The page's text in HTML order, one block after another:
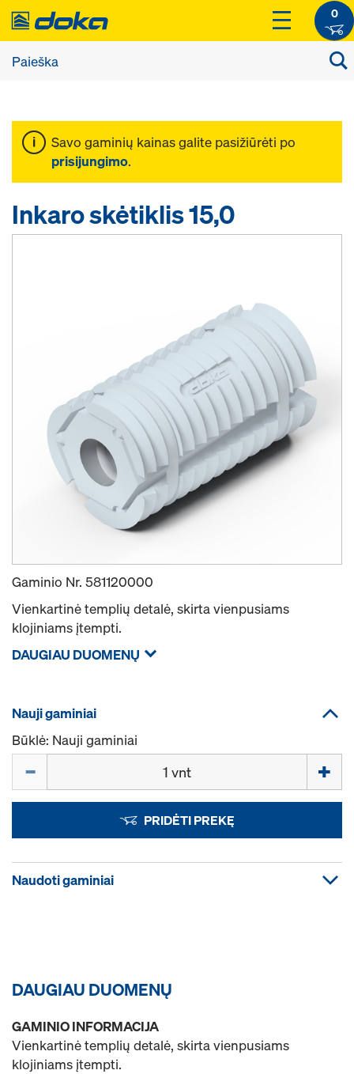
0
Savo gaminių kainas galite pasižiūrėti po
prisijungimo.
Inkaro skėtiklis 15,0
Gaminio Nr. 581120000
Vienkartinė templių detalė, skirta vienpusiams
klojiniams įtempti.
DAUGIAU DUOMENŲ
Nauji gaminiai
Būklė: Nauji gaminiai
PRIDĖTI PREKĘ
Naudoti gaminiai
DAUGIAU DUOMENŲ
GAMINIO INFORMACIJA
Vienkartinė templių detalė, skirta vienpusiams
klojiniams įtempti.